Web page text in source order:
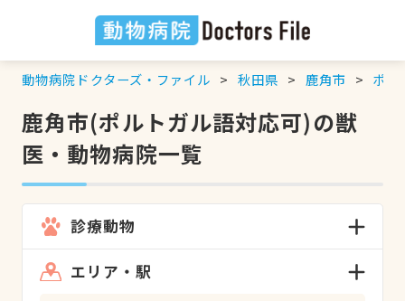
動物病院ドクターズ・ファイル 秋田県 鹿角市 ポル
鹿角市(ポルトガル語対応可)の獣
医・動物病院一覧
診療動物
エリア・駅